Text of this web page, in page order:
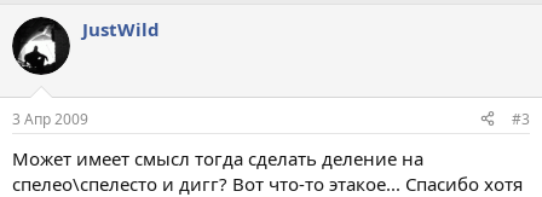
JustWild
3 Апр 2009 #3
Может имеет смысл тогда сделать деление на
спелео\спелесто и дигг? Вот что-то этакое... Спасибо хотя